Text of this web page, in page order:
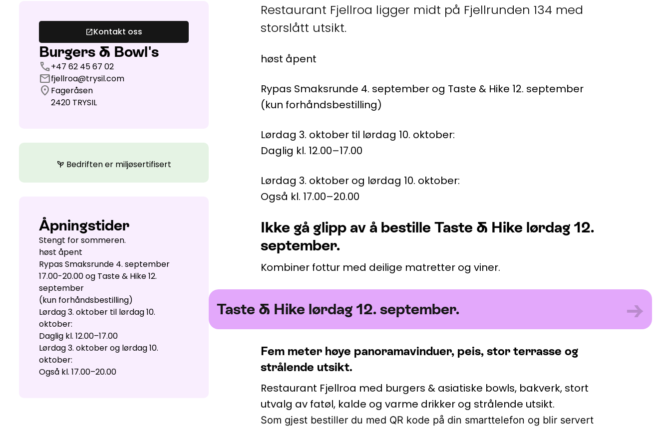
Restaurant Fjellroa ligger midt på Fjellrunden 134 med
storslått utsikt.
høst åpent
Rypas Smaksrunde 4. september og Taste & Hike 12. september
(kun forhåndsbestilling)
Lørdag 3. oktober til lørdag 10. oktober:
Daglig kl. 12.00–17.00
Lørdag 3. oktober og lørdag 10. oktober:
Også kl. 17.00–20.00
Ikke gå glipp av å bestille Taste & Hike lørdag 12.
september.
Kombiner fottur med deilige matretter og viner.
Taste & Hike lørdag 12. september.
Taste & Hike lørdag 12. september. →
Fem meter høye panoramavinduer, peis, stor terrasse og
strålende utsikt.
Restaurant Fjellroa med burgers & asiatiske bowls, bakverk, stort
utvalg av fatøl, kalde og varme drikker og strålende utsikt.
Som gjest bestiller du med QR kode på din smarttelefon og blir servert
open_in_newKontakt oss
Burgers & Bowl's
call+47 62 45 67 02
mailfjellroa@trysil.com
location_on Fageråsen
2420 TRYSIL
psychiatry Bedriften er miljøsertifisert
Åpningstider
Stengt for sommeren.
høst åpent
Rypas Smaksrunde 4. september
17.00-20.00 og Taste & Hike 12.
september
(kun forhåndsbestilling)
Lørdag 3. oktober til lørdag 10.
oktober:
Daglig kl. 12.00–17.00
Lørdag 3. oktober og lørdag 10.
oktober:
Også kl. 17.00–20.00